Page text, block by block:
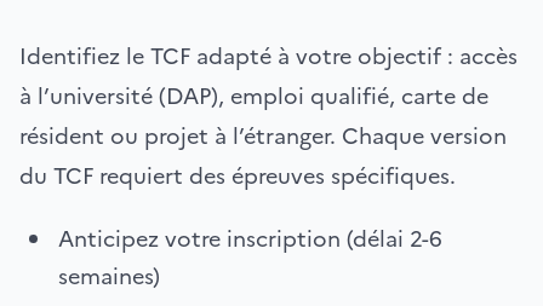
Identifiez le TCF adapté à votre objectif : accès
à l’université (DAP), emploi qualifié, carte de
résident ou projet à l’étranger. Chaque version
du TCF requiert des épreuves spécifiques.
Anticipez votre inscription (délai 2-6
semaines)